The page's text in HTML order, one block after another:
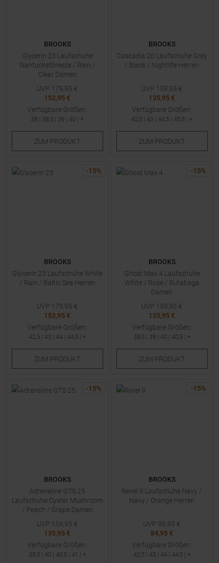
BROOKS
Glycerin 23 Laufschuhe
Nantucketbreeze / Rain /
Clear Damen
UVP 179,95 €
152,95 €
Verfügbare Größen:
38 | 38,5 | 39 | 40 | +
ZUM PRODUKT
BROOKS
Cascadia 20 Laufschuhe Grey
/ Black / Nightlife Herren
UVP 159,95 €
135,95 €
Verfügbare Größen:
42,5 | 43 | 44,5 | 45,5 | +
ZUM PRODUKT
-15%
BROOKS
Glycerin 23 Laufschuhe White
/ Rain / Baltic Sea Herren
UVP 179,95 €
152,95 €
Verfügbare Größen:
42,5 | 43 | 44| 44,5 | +
ZUM PRODUKT
-15%
BROOKS
Ghost Max 4 Laufschuhe
White / Rose / Rutabaga
Damen
UVP 159,95 €
135,95 €
Verfügbare Größen:
38,5 | 39 | 40 | 40,5 | +
ZUM PRODUKT
-15%
BROOKS
Adrenaline GTS 25
Laufschuhe Oyster Mushroom
/ Peach / Grape Damen
UVP 159,95 €
135,95 €
Verfügbare Größen:
38,5 | 40 | 40,5 | 41 | +
-15%
BROOKS
Revel 9 Laufschuhe Navy /
Navy / Orange Herren
UVP 99,95 €
84,95 €
Verfügbare Größen:
42,5 | 43 | 44| 44,5 | +